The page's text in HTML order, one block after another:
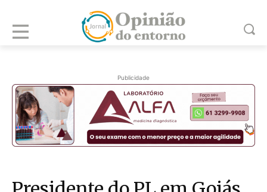
Publicidade